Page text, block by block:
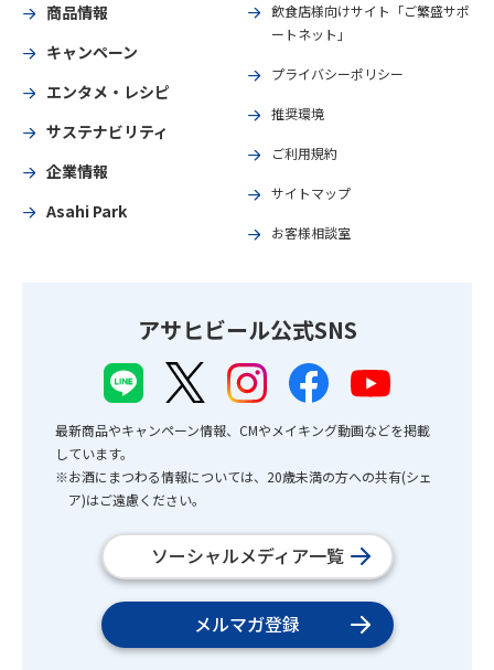
商品情報
キャンペーン
エンタメ・レシピ
サステナビリティ
企業情報
Asahi Park
飲食店様向けサイト「ご繁盛サポ
ートネット」
プライバシーポリシー
推奨環境
ご利用規約
サイトマップ
お客様相談室
アサヒビール公式SNS
最新商品やキャンペーン情報、CMやメイキング動画などを掲載
しています。
※お酒にまつわる情報については、20歳未満の方への共有(シェ
ア)はご遠慮ください。
ソーシャルメディア一覧
メルマガ登録